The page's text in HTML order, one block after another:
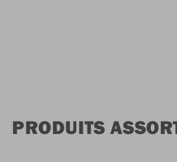
PRODUITS